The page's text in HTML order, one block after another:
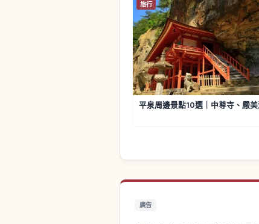
旅行
平泉周邊景點10選｜中尊寺、嚴
廣告